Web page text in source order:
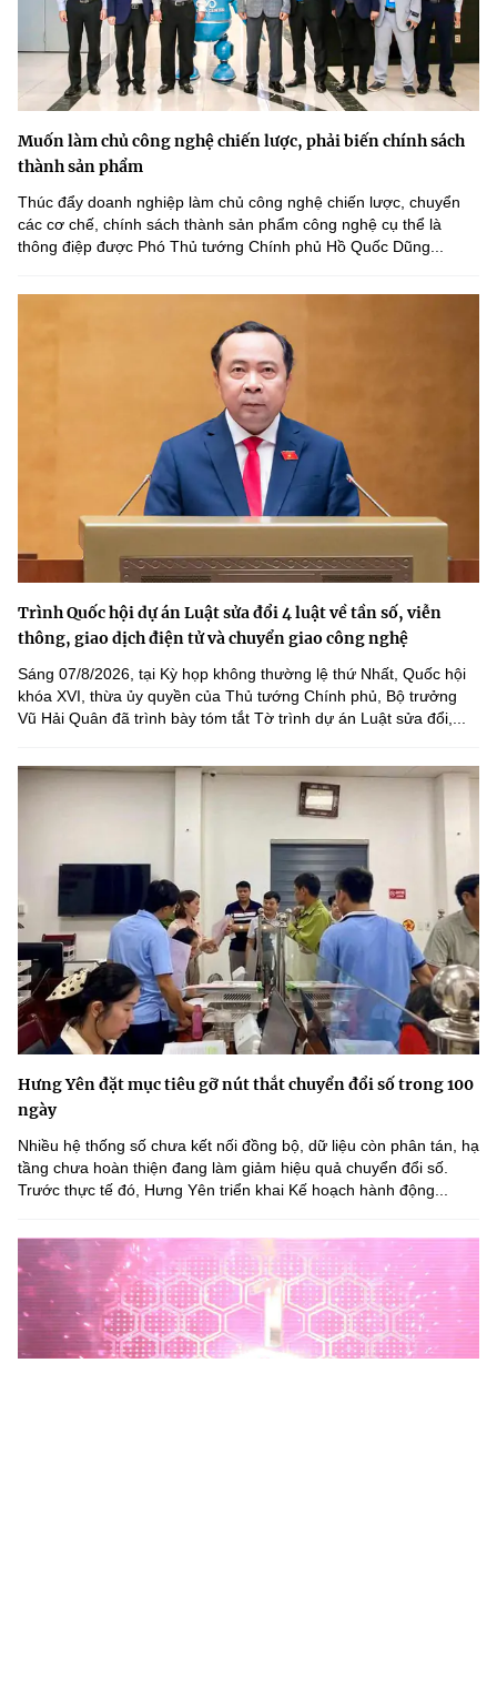
Muốn làm chủ công nghệ chiến lược, phải biến chính sách
thành sản phẩm
Thúc đẩy doanh nghiệp làm chủ công nghệ chiến lược, chuyển
các cơ chế, chính sách thành sản phẩm công nghệ cụ thể là
thông điệp được Phó Thủ tướng Chính phủ Hồ Quốc Dũng...
Trình Quốc hội dự án Luật sửa đổi 4 luật về tần số, viễn
thông, giao dịch điện tử và chuyển giao công nghệ
Sáng 07/8/2026, tại Kỳ họp không thường lệ thứ Nhất, Quốc hội
khóa XVI, thừa ủy quyền của Thủ tướng Chính phủ, Bộ trưởng
Vũ Hải Quân đã trình bày tóm tắt Tờ trình dự án Luật sửa đổi,...
Hưng Yên đặt mục tiêu gỡ nút thắt chuyển đổi số trong 100
ngày
Nhiều hệ thống số chưa kết nối đồng bộ, dữ liệu còn phân tán, hạ
tầng chưa hoàn thiện đang làm giảm hiệu quả chuyển đổi số.
Trước thực tế đó, Hưng Yên triển khai Kế hoạch hành động...